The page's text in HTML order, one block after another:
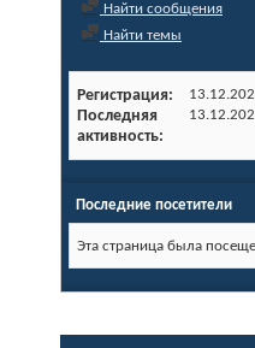
Найти сообщения
Найти темы
Регистрация
Последняя
активность
Последние посетители
Эта страница была